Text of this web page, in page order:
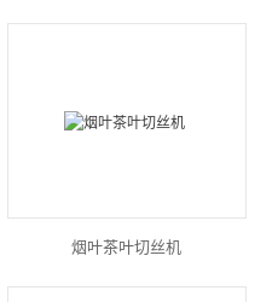
烟叶茶叶切丝机